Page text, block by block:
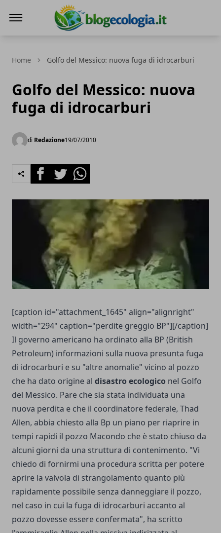
Home Golfo del Messico: nuova fuga di idrocarburi
Golfo del Messico: nuova
fuga di idrocarburi
di Redazione19/07/2010
FacebookTwitterWhatsapp
[caption id="attachment_1645" align="alignright"
width="294" caption="perdite greggio BP"][/caption]
Il governo americano ha ordinato alla BP (British
Petroleum) informazioni sulla nuova presunta fuga
di idrocarburi e su "altre anomalie" vicino al pozzo
che ha dato origine al disastro ecologico nel Golfo
del Messico. Pare che sia stata individuata una
nuova perdita e che il coordinatore federale, Thad
Allen, abbia chiesto alla Bp un piano per riaprire in
tempi rapidi il pozzo Macondo che è stato chiuso da
alcuni giorni da una struttura di contenimento. "Vi
chiedo di fornirmi una procedura scritta per potere
aprire la valvola di strangolamento quanto più
rapidamente possibile senza danneggiare il pozzo,
nel caso in cui la fuga di idrocarburi accanto al
pozzo dovesse essere confermata", ha scritto